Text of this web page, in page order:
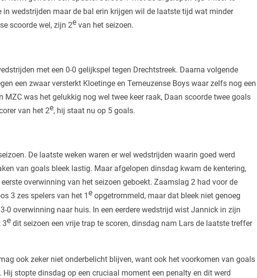
in wedstrijden maar de bal erin krijgen wil de laatste tijd wat minder
scoorde wel, zijn 2e van het seizoen.
met een 0-0 gelijkspel tegen Drechtstreek. Daarna volgende
een zwaar versterkt Kloetinge en Terneuzense Boys waar zelfs nog een
MZC was het gelukkig nog wel twee keer raak, Daan scoorde twee goals
van het 2e, hij staat nu op 5 goals.
De laatste weken waren er wel wedstrijden waarin goed werd
van goals bleek lastig. Maar afgelopen dinsdag kwam de kentering,
overwinning van het seizoen geboekt. Zaamslag 2 had voor de
3 zes spelers van het 1e opgetrommeld, maar dat bleek niet genoeg
0 overwinning naar huis. In een eerdere wedstrijd wist Jannick in zijn
3e dit seizoen een vrije trap te scoren, dinsdag nam Lars de laatste treffer
ook zeker niet onderbelicht blijven, want ook het voorkomen van goals
Hij stopte dinsdag op een cruciaal moment een penalty en dit werd